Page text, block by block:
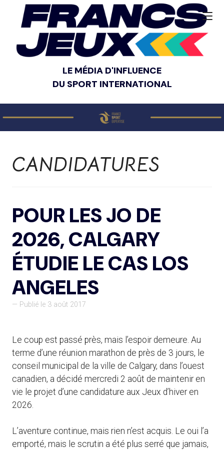
LE MÉDIA D'INFLUENCE
DU SPORT INTERNATIONAL
CANDIDATURES
POUR LES JO DE
2026, CALGARY
ÉTUDIE LE CAS LOS
ANGELES
— Publié le 3 août 2017
Le coup est passé près, mais l’espoir demeure. Au
terme d’une réunion marathon de près de 3 jours, le
conseil municipal de la ville de Calgary, dans l’ouest
canadien, a décidé mercredi 2 août de maintenir en
vie le projet d’une candidature aux Jeux d’hiver en
2026.
L’aventure continue, mais rien n’est acquis. Le oui l’a
emporté, mais le scrutin a été plus serré que jamais,